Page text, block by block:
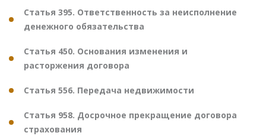
Статья 395. Ответственность за неисполнение
денежного обязательства
Статья 450. Основания изменения и
расторжения договора
Статья 556. Передача недвижимости
Статья 958. Досрочное прекращение договора
страхования